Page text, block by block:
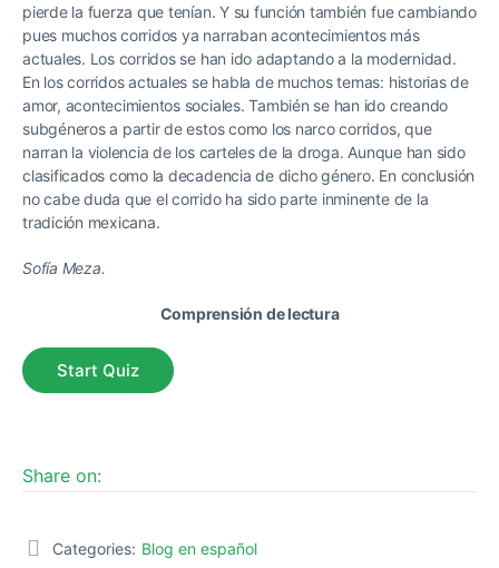
pierde la fuerza que tenían. Y su función también fue cambiando
pues muchos corridos ya narraban acontecimientos más
actuales. Los corridos se han ido adaptando a la modernidad.
En los corridos actuales se habla de muchos temas: historias de
amor, acontecimientos sociales. También se han ido creando
subgéneros a partir de estos como los narco corridos, que
narran la violencia de los carteles de la droga. Aunque han sido
clasificados como la decadencia de dicho género. En conclusión
no cabe duda que el corrido ha sido parte inminente de la
tradición mexicana.
Sofía Meza.
Comprensión de lectura
Share on:
Categories: Blog en español